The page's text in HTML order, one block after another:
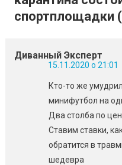
спортплощадки
Диванный Эксперт
15.11.2020 о 21:01
Кто-то же
минифутбол на
Два столба по
Ставим ставки,
обратится в
шедевра